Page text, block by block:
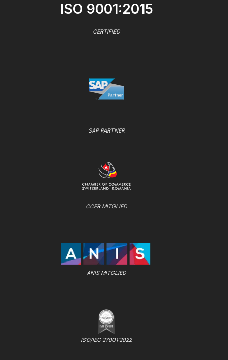
ISO 9001:2015
CERTIFIED
SAP PARTNER
CCER MITGLIED
ANIS MITGLIED
ISO/IEC 27001:2022